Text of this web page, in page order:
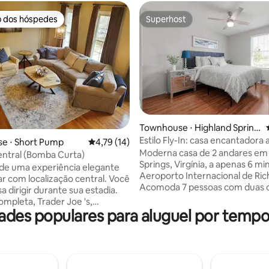
de 5, 56 avaliações
dos hóspedes
dos hóspedes
⋅ Short Pump 4,79 de uma avaliação média de 5, 14
4,79 (14)
(Bomba Curta)
uma experiência elegante
com localização central. Você
dirigir durante sua estadia.
Trader Joe 's,
e mais de 10
todos a uma caminhada de
Superhost
Superhost
Townhouse ⋅ Highland Spring
s
Estilo Fly-In: casa encantadora
minutos de RIC!
Moderna casa de 2 andares
Springs, Virgínia, a apenas 6
Aeroporto Internacional de
Acomoda 7 pessoas com duas
completa e Smart TVs em
quartos. Apresenta uma
populares para aluguel por